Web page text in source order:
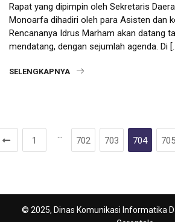
Rapat yang dipimpin oleh Sekretaris
Monoarfa dihadiri oleh para Asisten dan
Rencananya Idrus Marham akan datang
mendatang, dengan sejumlah agenda. Di
SELENGKAPNYA
1
…
702 703 704 705
© 2025, Dinas Komunikasi Informatika